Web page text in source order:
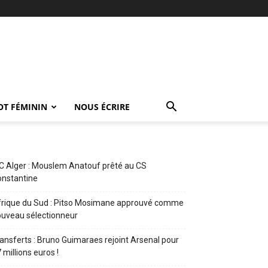
FÉMININ NOUS ÉCRIRE
Alger : Mouslem Anatouf prêté au CS
du Sud : Pitso Mosimane approuvé comme
sélectionneur
: Bruno Guimaraes rejoint Arsenal pour
millions euros !